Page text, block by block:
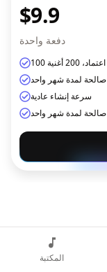
$9.9
دفعة واحدة
100 اعتماد، 200 أغنية
صالحة لمدة شهر واحد
سرعة إنشاء عادية
صالحة لمدة شهر واحد
المكتبة